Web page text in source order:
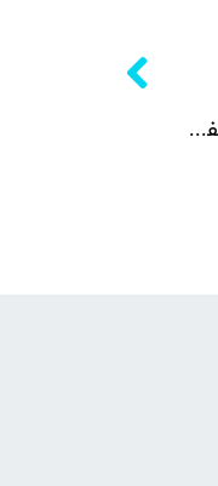
نازل دهش از کف مگاپول سایز 50 | سفید